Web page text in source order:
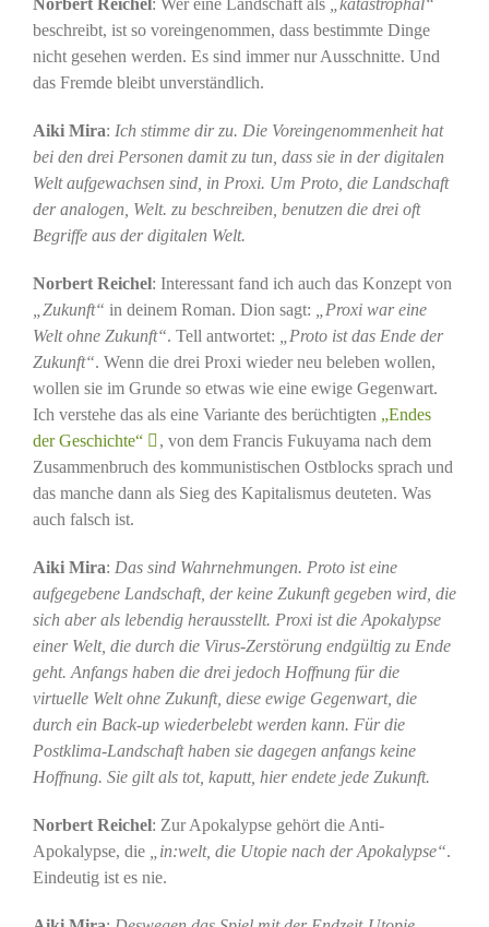
Norbert Reichel: Wer eine Landschaft als
„katastrophal“
beschreibt, ist so voreingenommen, dass bestimmte Dinge
nicht gesehen werden. Es sind immer nur Ausschnitte. Und
das Fremde bleibt unverständlich.
Aiki Mira: Ich stimme dir zu. Die Voreingenommenheit hat
bei den drei Personen damit zu tun, dass sie in der digitalen
Welt aufgewachsen sind, in Proxi. Um Proto, die Landschaft
der analogen, Welt. zu beschreiben, benutzen die drei oft
Begriffe aus der digitalen Welt.
Norbert Reichel: Interessant fand ich auch das Konzept von
„Zukunft“ in deinem Roman. Dion sagt:
„Proxi war eine
Welt ohne Zukunft“. Tell antwortet:
„Proto ist das Ende der
Zukunft“. Wenn die drei Proxi wieder neu beleben wollen,
wollen sie im Grunde so etwas wie eine ewige Gegenwart.
Ich verstehe das als eine Variante des berüchtigten „Endes
der Geschichte“
, von dem Francis Fukuyama nach dem
Zusammenbruch des kommunistischen Ostblocks sprach und
das manche dann als Sieg des Kapitalismus deuteten. Was
auch falsch ist.
Aiki Mira: Das sind Wahrnehmungen. Proto ist eine
aufgegebene Landschaft, der keine Zukunft gegeben wird, die
sich aber als lebendig herausstellt. Proxi ist die Apokalypse
einer Welt, die durch die Virus-Zerstörung endgültig zu Ende
geht. Anfangs haben die drei jedoch Hoffnung für die
virtuelle Welt ohne Zukunft, diese ewige Gegenwart, die
durch ein Back-up wiederbelebt werden kann. Für die
Postklima-Landschaft haben sie dagegen anfangs keine
Hoffnung. Sie gilt als tot, kaputt, hier endete jede Zukunft.
Norbert Reichel: Zur Apokalypse gehört die Anti-
Apokalypse, die
„in:welt, die Utopie nach der Apokalypse“.
Eindeutig ist es nie.